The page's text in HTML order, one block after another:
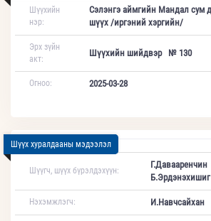
Шүүхийн
нэр:
Сэлэнгэ аймгийн Мандал сум
шүүх /иргэний хэргийн/
Эрх зүйн
акт:
Шүүхийн шийдвэр № 130
Огноо: 2025-03-28
Шүүх хуралдааны мэдээлэл
Шүүгч, шүүх бүрэлдэхүүн:
Г.Давааренчин
Б.Эрдэнэхишиг
Нэхэмжлэгч: И.Навчсайхан